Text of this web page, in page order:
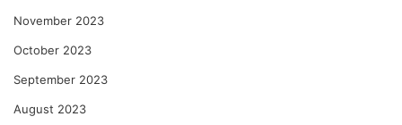
November 2023
October 2023
September 2023
August 2023